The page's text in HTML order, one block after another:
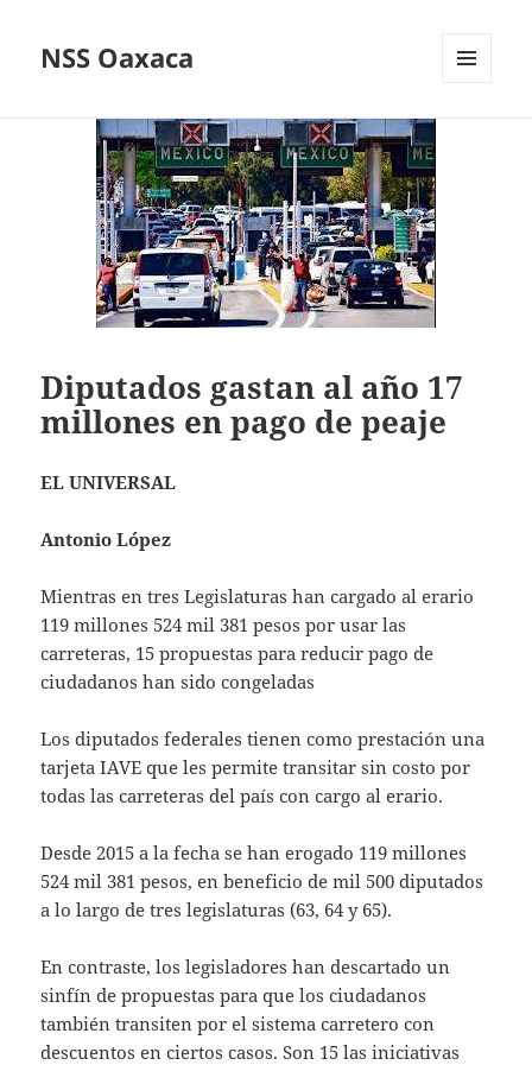
NSS Oaxaca
Diputados gastan al año 17
millones en pago de peaje
EL UNIVERSAL
Antonio López
Mientras en tres Legislaturas han cargado al erario
119 millones 524 mil 381 pesos por usar las
carreteras, 15 propuestas para reducir pago de
ciudadanos han sido congeladas
Los diputados federales tienen como prestación una
tarjeta IAVE que les permite transitar sin costo por
todas las carreteras del país con cargo al erario.
Desde 2015 a la fecha se han erogado 119 millones
524 mil 381 pesos, en beneficio de mil 500 diputados
a lo largo de tres legislaturas (63, 64 y 65).
En contraste, los legisladores han descartado un
sinfín de propuestas para que los ciudadanos
también transiten por el sistema carretero con
descuentos en ciertos casos. Son 15 las iniciativas